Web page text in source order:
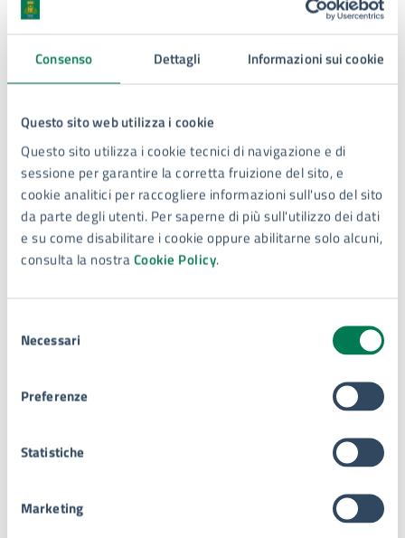
Consenso Dettagli Informazioni sui cookie
Questo sito web utilizza i cookie
Questo sito utilizza i cookie tecnici di navigazione e di
sessione per garantire la corretta fruizione del sito, e
cookie analitici per raccogliere informazioni sull'uso del sito
da parte degli utenti. Per saperne di più sull'utilizzo dei dati
e su come disabilitare i cookie oppure abilitarne solo alcuni,
consulta la nostraCookie Policy.
delNecessari
Preferenze
Statistiche
Marketing
Con il supporto di:
Ufficio Segreteria e Uffici di
Presidenza del Consiglio
Comunale
Ultimo aggiornamento: